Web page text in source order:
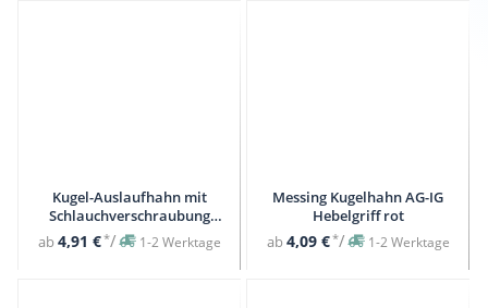
Kugel-Auslaufhahn mit
Schlauchverschraubung
Hebelgriff
ab4,91 €*/ 1-2 Werktage
Messing Kugelhahn AG-IG
Hebelgriff rot
ab4,09 €*/ 1-2 Werktage